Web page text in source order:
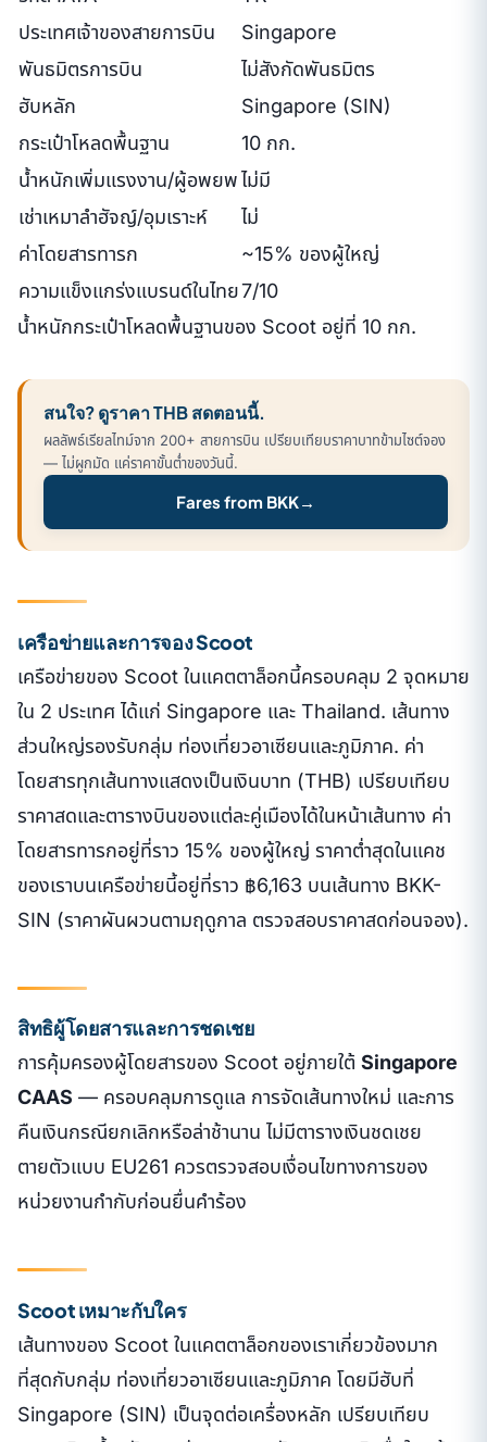
ประเทศเจ้าของสายการบิน
Singapore
พันธมิตรการบิน
ไม่สังกัดพันธมิตร
ฮับหลัก
Singapore (SIN)
กระเป๋าโหลดพื้นฐาน
10 กก.
น้ำหนักเพิ่มแรงงาน/ผู้อพยพไม่มี
เช่าเหมาลำฮัจญ์/อุมเราะห์
ไม่
ค่าโดยสารทารก
~15% ของผู้ใหญ่
ความแข็งแกร่งแบรนด์ในไทย7/10
น้ำหนักกระเป๋าโหลดพื้นฐานของ Scoot อยู่ที่ 10 กก.
สนใจ? ดูราคา THB สดตอนนี้.
ผลลัพธ์เรียลไทม์จาก 200+ สายการบิน เปรียบเทียบราคาบาทข้ามไซต์จอง
— ไม่ผูกมัด แค่ราคาขั้นต่ำของวันนี้.
Fares from BKK→
เครือข่ายและการจอง Scoot
เครือข่ายของ Scoot ในแคตตาล็อกนี้ครอบคลุม 2 จุดหมาย
ใน 2 ประเทศ ได้แก่ Singapore และ Thailand. เส้นทาง
ส่วนใหญ่รองรับกลุ่ม ท่องเที่ยวอาเซียนและภูมิภาค. ค่า
โดยสารทุกเส้นทางแสดงเป็นเงินบาท (THB) เปรียบเทียบ
ราคาสดและตารางบินของแต่ละคู่เมืองได้ในหน้าเส้นทาง ค่า
โดยสารทารกอยู่ที่ราว 15% ของผู้ใหญ่ ราคาต่ำสุดในแคช
ของเราบนเครือข่ายนี้อยู่ที่ราว ฿6,163 บนเส้นทาง BKK-
SIN (ราคาผันผวนตามฤดูกาล ตรวจสอบราคาสดก่อนจอง).
สิทธิผู้โดยสารและการชดเชย
การคุ้มครองผู้โดยสารของ Scoot อยู่ภายใต้ Singapore
CAAS — ครอบคลุมการดูแล การจัดเส้นทางใหม่ และการ
คืนเงินกรณียกเลิกหรือล่าช้านาน ไม่มีตารางเงินชดเชย
ตายตัวแบบ EU261 ควรตรวจสอบเงื่อนไขทางการของ
หน่วยงานกำกับก่อนยื่นคำร้อง
Scoot เหมาะกับใคร
เส้นทางของ Scoot ในแคตตาล็อกของเราเกี่ยวข้องมาก
ที่สุดกับกลุ่ม ท่องเที่ยวอาเซียนและภูมิภาค โดยมีฮับที่
Singapore (SIN) เป็นจุดต่อเครื่องหลัก เปรียบเทียบ